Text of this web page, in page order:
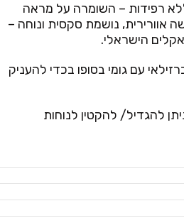
רפידות – השומרה על מראה
אוורירית, נושמת סקסית ונוחה –
הישראלי.
עם גומי בסופו בכדי להעניק
להגדיל/ להקטין לנוחות